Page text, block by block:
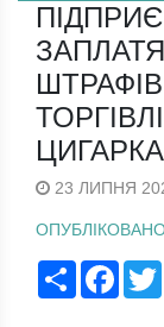
23 ЛИПНЯ
Поширити